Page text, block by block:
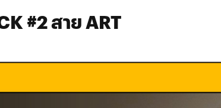
#2 สาย ART